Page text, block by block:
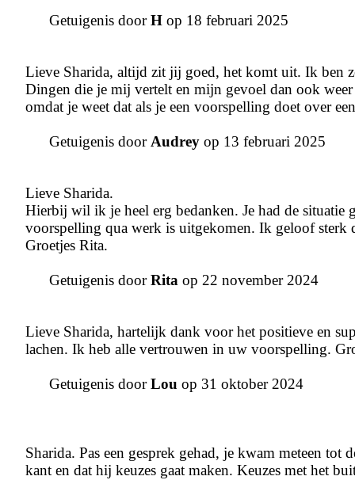
Getuigenis doorH op 18 februari 2025
Lieve Sharida, altijd zit jij goed, het komt uit. Ik ben
Dingen die je mij vertelt en mijn gevoel dan ook
omdat je weet dat als je een voorspelling doet over
Getuigenis doorAudrey op 13 februari 2025
Lieve Sharida.
Hierbij wil ik je heel erg bedanken. Je had de situatie
voorspelling qua werk is uitgekomen. Ik geloof sterk
Groetjes Rita.
Getuigenis doorRita op 22 november 2024
Lieve Sharida, hartelijk dank voor het positieve en
lachen. Ik heb alle vertrouwen in uw voorspelling.
Getuigenis doorLou op 31 oktober 2024
Sharida. Pas een gesprek gehad, je kwam meteen
kant en dat hij keuzes gaat maken. Keuzes met het